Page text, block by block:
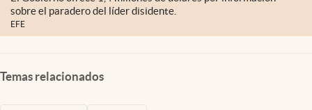
sobre el paradero del líder disidente.
EFE
Temas relacionados